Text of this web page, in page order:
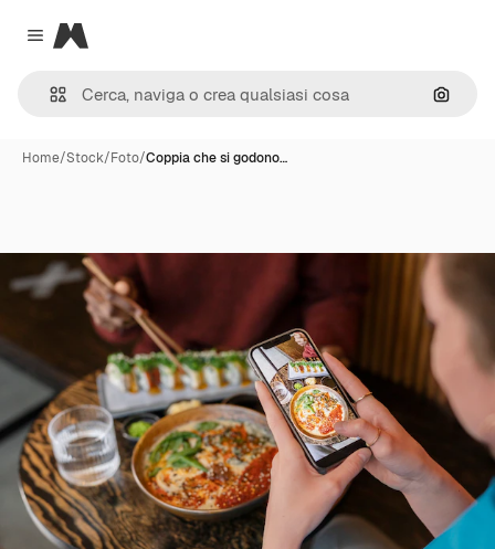
Close menu
Magnific
Cerca
Home/Stock/Foto/Coppia che si godono…